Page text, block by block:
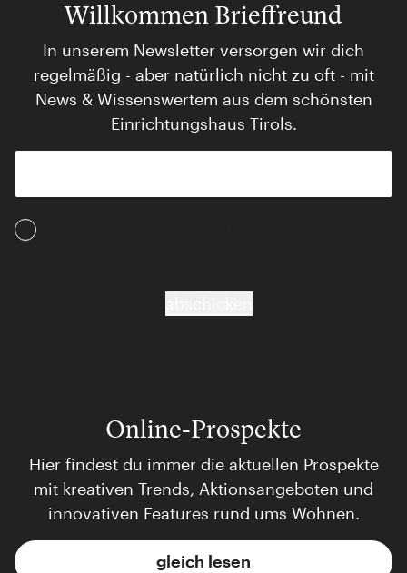
Willkommen Brieffreund
In unserem Newsletter versorgen wir dich
regelmäßig - aber natürlich nicht zu oft - mit
News & Wissenswertem aus dem schönsten
Einrichtungshaus Tirols.
Online-Prospekte
Hier findest du immer die aktuellen Prospekte
mit kreativen Trends, Aktionsangeboten und
innovativen Features rund ums Wohnen.
gleich lesen